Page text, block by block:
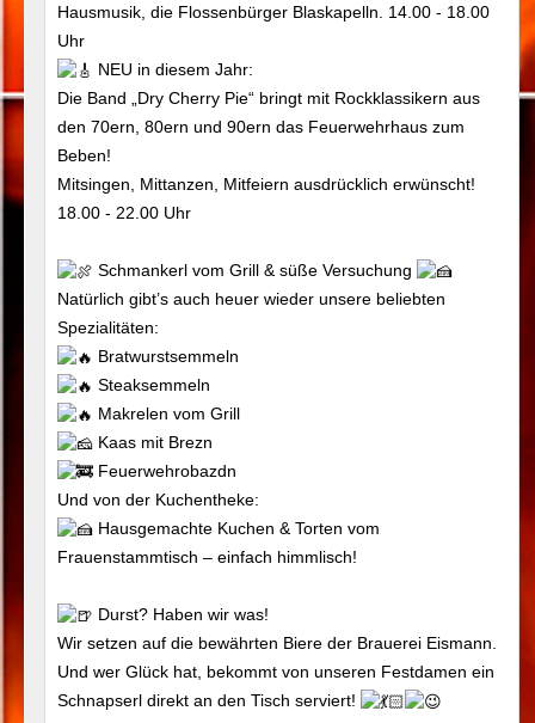
Hausmusik, die Flossenbürger Blaskapelln. 14.00 - 18.00
Uhr
NEU in diesem Jahr:
Die Band „Dry Cherry Pie“ bringt mit Rockklassikern aus
den 70ern, 80ern und 90ern das Feuerwehrhaus zum
Beben!
Mitsingen, Mittanzen, Mitfeiern ausdrücklich erwünscht!
18.00 - 22.00 Uhr
Schmankerl vom Grill & süße Versuchung
Natürlich gibt’s auch heuer wieder unsere beliebten
Spezialitäten:
Bratwurstsemmeln
Steaksemmeln
Makrelen vom Grill
Kaas mit Brezn
Feuerwehrobazdn
Und von der Kuchentheke:
Hausgemachte Kuchen & Torten vom
Frauenstammtisch – einfach himmlisch!
Durst? Haben wir was!
Wir setzen auf die bewährten Biere der Brauerei Eismann.
Und wer Glück hat, bekommt von unseren Festdamen ein
Schnapserl direkt an den Tisch serviert!